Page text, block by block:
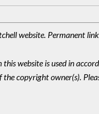
website. Permanent
website is used in
the copyright owner(s).